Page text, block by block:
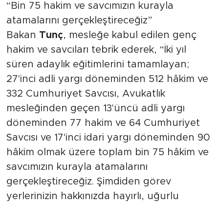
“Bin 75 hakim ve savcımızın kurayla
atamalarını gerçekleştireceğiz”
Bakan Tunç, mesleğe kabul edilen genç
hakim ve savcıları tebrik ederek, “İki yıl
süren adaylık eğitimlerini tamamlayan;
27'inci adli yargı döneminden 512 hâkim ve
332 Cumhuriyet Savcısı, Avukatlık
mesleğinden geçen 13'üncü adli yargı
döneminden 77 hakim ve 64 Cumhuriyet
Savcısı ve 17'inci idari yargı döneminden 90
hâkim olmak üzere toplam bin 75 hâkim ve
savcımızın kurayla atamalarını
gerçekleştireceğiz. Şimdiden görev
yerlerinizin hakkınızda hayırlı, uğurlu